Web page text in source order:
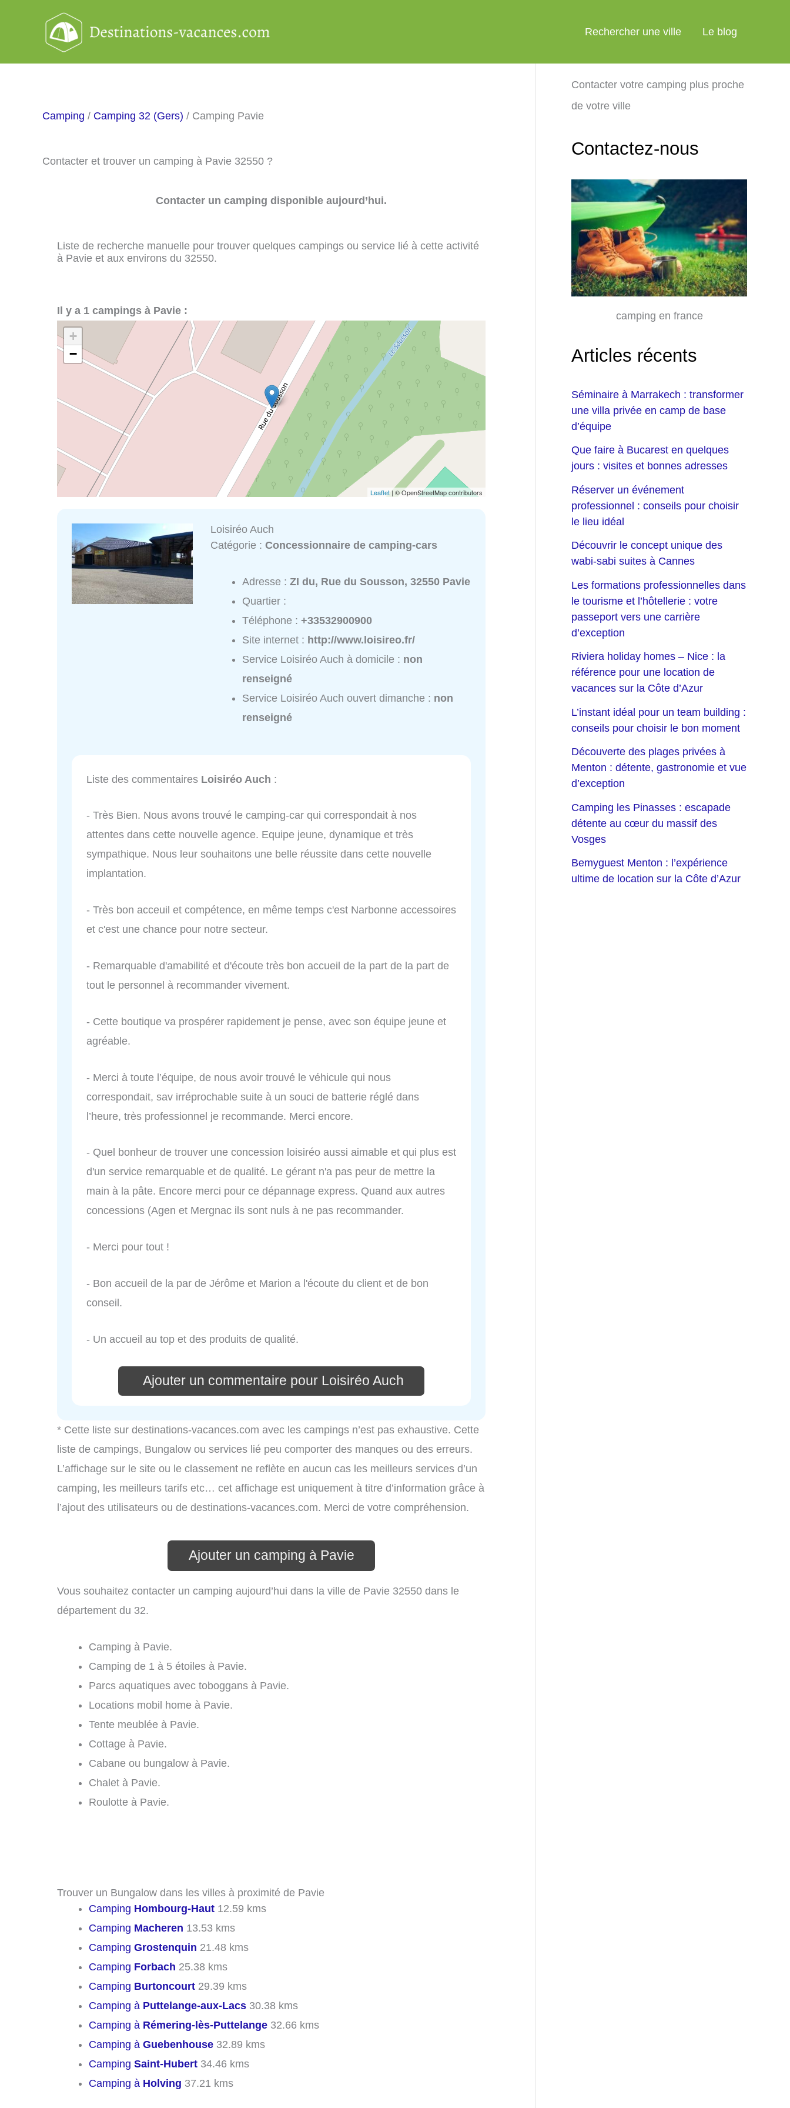
Rechercher une ville Le blog
Camping / Camping 32 (Gers) / Camping Pavie
Contacter et trouver un camping à Pavie 32550 ?
Contacter un camping disponible aujourd’hui.
Liste de recherche manuelle pour trouver quelques campings ou service lié à cette activité
à Pavie et aux environs du 32550.
Il y a 1 campings à Pavie :
+
−
Leaflet | © OpenStreetMap contributors
Loisiréo Auch
Catégorie :Concessionnaire de camping-cars
Adresse :ZI du, Rue du Sousson, 32550 Pavie
Quartier :
Téléphone :+33532900900
Site internet : http://www.loisireo.fr/
Service Loisiréo Auch à domicile : non
renseigné
Service Loisiréo Auch ouvert dimanche : non
renseigné
Liste des commentaires Loisiréo Auch :
- Très Bien. Nous avons trouvé le camping-car qui correspondait à nos
attentes dans cette nouvelle agence. Equipe jeune, dynamique et très
sympathique. Nous leur souhaitons une belle réussite dans cette nouvelle
implantation.
- Très bon acceuil et compétence, en même temps c'est Narbonne accessoires
et c'est une chance pour notre secteur.
- Remarquable d'amabilité et d'écoute très bon accueil de la part de la part de
tout le personnel à recommander vivement.
- Cette boutique va prospérer rapidement je pense, avec son équipe jeune et
agréable.
- Merci à toute l’équipe, de nous avoir trouvé le véhicule qui nous
correspondait, sav irréprochable suite à un souci de batterie réglé dans
l’heure, très professionnel je recommande. Merci encore.
- Quel bonheur de trouver une concession loisiréo aussi aimable et qui plus est
d'un service remarquable et de qualité. Le gérant n'a pas peur de mettre la
main à la pâte. Encore merci pour ce dépannage express. Quand aux autres
concessions (Agen et Mergnac ils sont nuls à ne pas recommander.
- Merci pour tout !
- Bon accueil de la par de Jérôme et Marion a l'écoute du client et de bon
conseil.
- Un accueil au top et des produits de qualité.
Ajouter un commentaire pour Loisiréo Auch
* Cette liste sur destinations-vacances.com avec les campings n’est pas exhaustive. Cette
liste de campings, Bungalow ou services lié peu comporter des manques ou des erreurs.
L’affichage sur le site ou le classement ne reflète en aucun cas les meilleurs services d’un
camping, les meilleurs tarifs etc… cet affichage est uniquement à titre d’information grâce à
l’ajout des utilisateurs ou de destinations-vacances.com. Merci de votre compréhension.
Ajouter un camping à Pavie
Vous souhaitez contacter un camping aujourd’hui dans la ville de Pavie 32550 dans le
département du 32.
Camping à Pavie.
Camping de 1 à 5 étoiles à Pavie.
Parcs aquatiques avec toboggans à Pavie.
Locations mobil home à Pavie.
Tente meublée à Pavie.
Cottage à Pavie.
Cabane ou bungalow à Pavie.
Chalet à Pavie.
Roulotte à Pavie.
Trouver un Bungalow dans les villes à proximité de Pavie
Camping Hombourg-Haut 12.59 kms
Camping Macheren 13.53 kms
Camping Grostenquin 21.48 kms
Camping Forbach 25.38 kms
Camping Burtoncourt 29.39 kms
Camping à Puttelange-aux-Lacs 30.38 kms
Camping à Rémering-lès-Puttelange 32.66 kms
Camping à Guebenhouse 32.89 kms
Camping Saint-Hubert 34.46 kms
Camping à Holving 37.21 kms
Contacter votre camping plus proche
de votre ville
Contactez-nous
camping en france
Articles récents
Séminaire à Marrakech : transformer
une villa privée en camp de base
d’équipe
Que faire à Bucarest en quelques
jours : visites et bonnes adresses
Réserver un événement
professionnel : conseils pour choisir
le lieu idéal
Découvrir le concept unique des
wabi-sabi suites à Cannes
Les formations professionnelles dans
le tourisme et l’hôtellerie : votre
passeport vers une carrière
d’exception
Riviera holiday homes – Nice : la
référence pour une location de
vacances sur la Côte d’Azur
L’instant idéal pour un team building :
conseils pour choisir le bon moment
Découverte des plages privées à
Menton : détente, gastronomie et vue
d’exception
Camping les Pinasses : escapade
détente au cœur du massif des
Vosges
Bemyguest Menton : l’expérience
ultime de location sur la Côte d’Azur